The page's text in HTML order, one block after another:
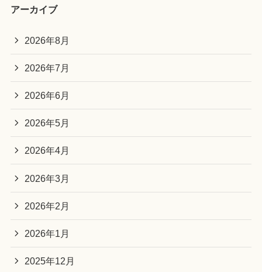
アーカイブ
2026年8月
2026年7月
2026年6月
2026年5月
2026年4月
2026年3月
2026年2月
2026年1月
2025年12月